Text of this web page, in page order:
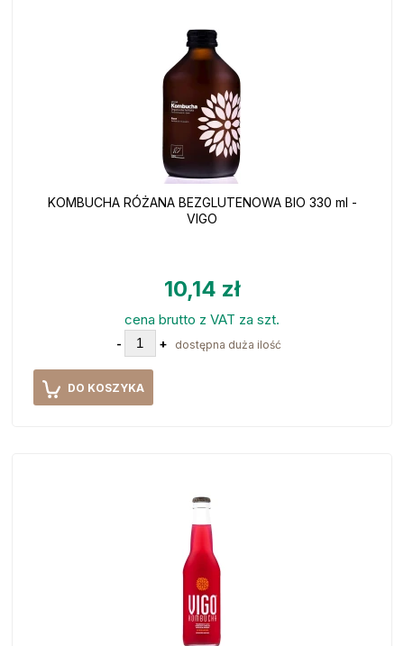
KOMBUCHA RÓŻANA BEZGLUTENOWA BIO 330 ml -
VIGO
10,14 zł
cena brutto z VAT za szt.
- + dostępna duża ilość
DO KOSZYKA